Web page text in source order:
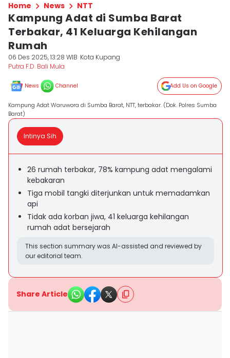
Home News NTT
Kampung Adat di Sumba Barat
Terbakar, 41 Keluarga Kehilangan
Rumah
06 Des 2025, 13:28 WIB Kota Kupang
Putra F.D. Bali Mula
News Channel Add Us on Google
Kampung Adat Waruwora di Sumba Barat, NTT, terbakar. (Dok. Polres Sumba
Barat)
Intinya Sih
26 rumah terbakar, 78% kampung adat mengalami
kebakaran
Tiga mobil tangki diterjunkan untuk memadamkan
api
Tidak ada korban jiwa, 41 keluarga kehilangan
rumah adat bersejarah
This section summary was AI-assisted and reviewed by
our editorial team.
Share Article